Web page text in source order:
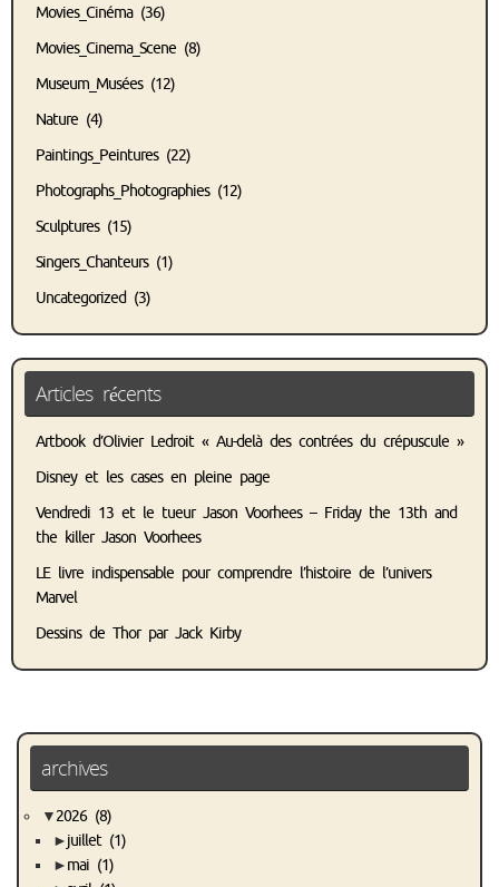
Movies_Cinéma(36)
Movies_Cinema_Scene (8)
Museum_Musées(12)
Nature (4)
Paintings_Peintures(22)
Photographs_Photographies(12)
Sculptures(15)
Singers_Chanteurs(1)
Uncategorized (3)
Articles récents
Artbook d’Olivier Ledroit « Au-delà des contrées du crépuscule »
Disney et les cases en pleine page
Vendredi 13 et le tueur Jason Voorhees – Friday the 13th and
the killer Jason Voorhees
LE livre indispensable pour comprendre l’histoire de l’univers
Marvel
Dessins de Thor par Jack Kirby
archives
▼2026 (8)
►juillet (1)
►mai (1)